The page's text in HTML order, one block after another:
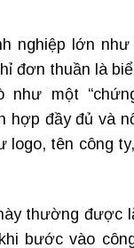
nghiệp lớn như
đơn thuần là
như một
hợp đầy đủ và
logo, tên công
thường được
bước vào